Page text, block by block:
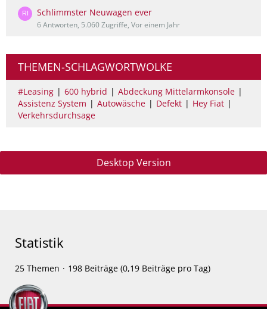
Schlimmster Neuwagen ever
6 Antworten, 5.060 Zugriffe, Vor einem Jahr
THEMEN-SCHLAGWORTWOLKE
#Leasing 600 hybrid
Abdeckung Mittelarmkonsole
Assistenz System
Autowäsche Defekt
Hey Fiat
Verkehrsdurchsage
Desktop Version
Statistik
25 Themen 198 Beiträge (0,19 Beiträge pro Tag)